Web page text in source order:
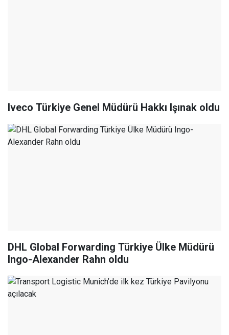
Iveco Türkiye Genel Müdürü Hakkı Işınak oldu
DHL Global Forwarding Türkiye Ülke Müdürü
Ingo-Alexander Rahn oldu